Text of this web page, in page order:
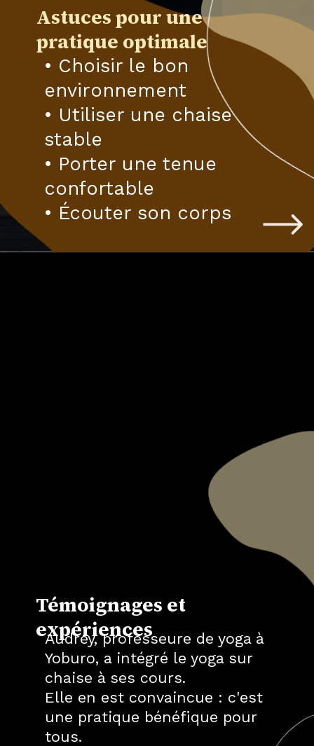
• Choisir le bon
environnement
• Utiliser une chaise
stable
• Porter une tenue
confortable
• Écouter son corps
Astuces pour une
pratique optimale
Audrey, professeure de yoga à
Yoburo, a intégré le yoga sur
chaise à ses cours.
Elle en est convaincue : c'est
une pratique bénéfique pour
tous.
Témoignages et
expériences